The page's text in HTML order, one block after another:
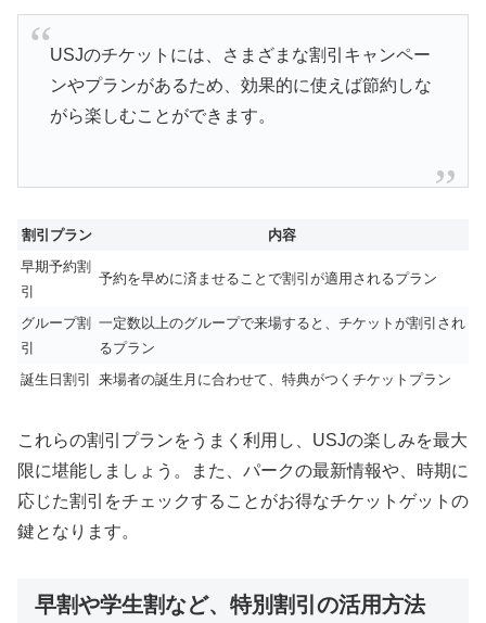
USJのチケットには、さまざまな割引キャンペー
ンやプランがあるため、効果的に使えば節約しな
がら楽しむことができます。
割引プラン
内容
早期予約割
引
予約を早めに済ませることで割引が適用されるプラン
グループ割
引
一定数以上のグループで来場すると、チケットが割引され
るプラン
誕生日割引 来場者の誕生月に合わせて、特典がつくチケットプラン
これらの割引プランをうまく利用し、USJの楽しみを最大
限に堪能しましょう。また、パークの最新情報や、時期に
応じた割引をチェックすることがお得なチケットゲットの
鍵となります。
早割や学生割など、特別割引の活用方法